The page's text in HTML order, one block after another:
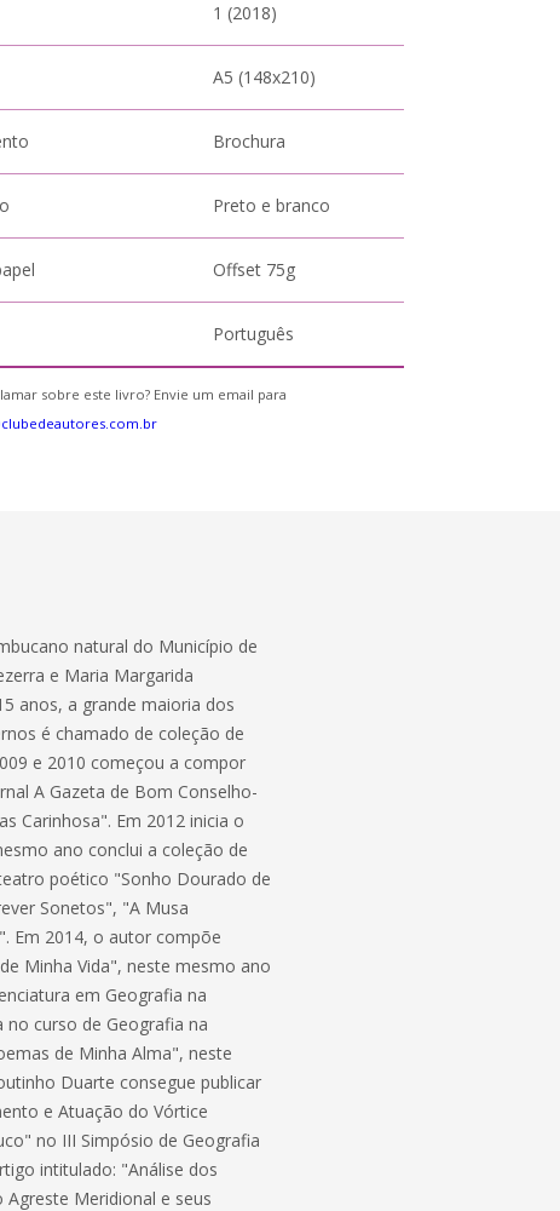
1 (2018)
A5 (148x210)
Brochura
Preto e branco
Offset 75g
Português
sobre este livro? Envie um email para
natural do Município de
e Maria Margarida
anos, a grande maioria dos
é chamado de coleção de
e 2010 começou a compor
A Gazeta de Bom Conselho-
Carinhosa". Em 2012 inicia o
ano conclui a coleção de
poético "Sonho Dourado de
Sonetos", "A Musa
Em 2014, o autor compõe
Minha Vida", neste mesmo ano
em Geografia na
no curso de Geografia na
de Minha Alma", neste
Duarte consegue publicar
e Atuação do Vórtice
no III Simpósio de Geografia
intitulado: "Análise dos
Agreste Meridional e seus